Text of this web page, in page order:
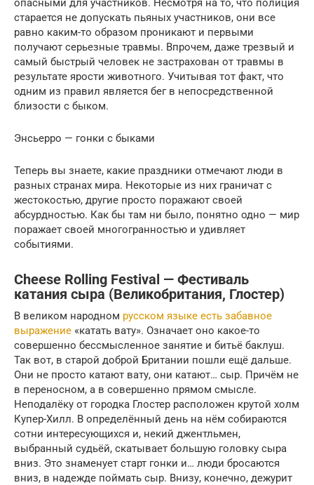
старается не допускать пьяных участников, они все
равно каким-то образом проникают и первыми
получают серьезные травмы. Впрочем, даже трезвый и
самый быстрый человек не застрахован от травмы в
результате ярости животного. Учитывая тот факт, что
одним из правил является бег в непосредственной
близости с быком.
Энсьерро — гонки с быками
Теперь вы знаете, какие праздники отмечают люди в
разных странах мира. Некоторые из них граничат с
жестокостью, другие просто поражают своей
абсурдностью. Как бы там ни было, понятно одно — мир
поражает своей многогранностью и удивляет
событиями.
Cheese Rolling Festival — Фестиваль
катания сыра (Великобритания, Глостер)
В великом народном русском языке есть забавное
выражение «катать вату». Означает оно какое-то
совершенно бессмысленное занятие и битьё баклуш.
Так вот, в старой доброй Британии пошли ещё дальше.
Они не просто катают вату, они катают… сыр. Причём не
в переносном, а в совершенно прямом смысле.
Неподалёку от городка Глостер расположен крутой холм
Купер-Хилл. В определённый день на нём собираются
сотни интересующихся и, некий джентльмен,
выбранный судьёй, скатывает большую головку сыра
вниз. Это знаменует старт гонки и… люди бросаются
вниз, в надежде поймать сыр. Внизу, конечно, дежурит